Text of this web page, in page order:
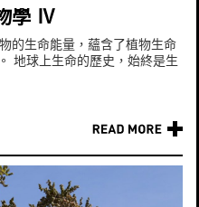
學 Ⅳ
的生命能量，蘊含了植物生命
地球上生命的歷史，始終是生